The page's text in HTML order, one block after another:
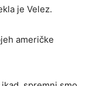
je Velez.
američke